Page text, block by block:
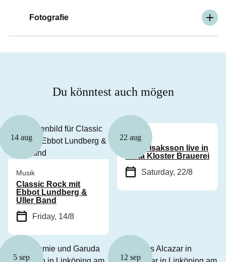
Fotografie
Du könntest auch mögen
14 aug
Musik
Classic Rock mit
Ebbot Lundberg &
Uller Band
Friday, 14/8
22 aug
Musik
Patrik Isaksson live in
Vreta Kloster Brauerei
Saturday, 22/8
5 sep 12 sep